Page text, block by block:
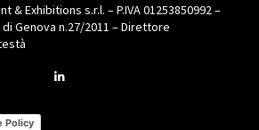
& Exhibitions s.r.l. – P.IVA 01253850992 –
Genova n.27/2011 – Direttore
Policy